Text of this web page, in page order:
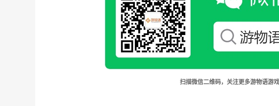
扫描微信二维码，关注更多游物语游